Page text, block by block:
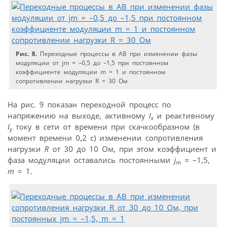
Рис. 8. Переходные процессы в АВ при изменении фазы
модуляции от jm = –0,5 до –1,5 при постоянном
коэффициенте модуляции m = 1 и постоянном
сопротивлении нагрузки R = 30 Ом
На рис. 9 показан переходной процесс по
напряжению на выходе, активному Ixи реактивному
Iyтоку в сети от времени при скачко­образном (в
момент времени 0,2 с) изменении сопротивления
нагрузки R от 30 до 10 Ом, при этом коэффициент и
фаза модуляции оставались постоянными jm = –1,5,
m = 1.